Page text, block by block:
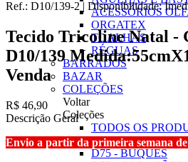
ACESSÓRIOS
ORGATEX
TOALHAS
RÉGUAS
BARRADOS
BAZAR
COLEÇÕES
Voltar
Coleções
TODOS OS
D10 - NATAL
D75 - BUQUÊS
Ref.: D10/139-2 | Disponibilidade:
Tecido Tricoline Natal -
D10/139
Venda
R$ 46,90
Descrição Geral
Envio a partir da primeira semana